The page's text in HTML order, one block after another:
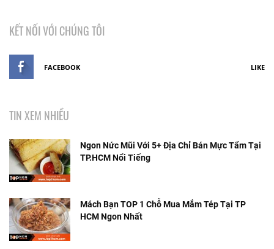
KẾT NỐI VỚI CHÚNG TÔI
FACEBOOK LIKE
TIN XEM NHIỀU
Ngon Nức Mũi Với 5+ Địa Chỉ Bán Mực Tẩm Tại
TP.HCM Nổi Tiếng
Mách Bạn TOP 1 Chỗ Mua Mắm Tép Tại TP
HCM Ngon Nhất